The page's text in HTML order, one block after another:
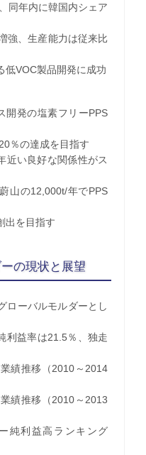
年内に韓国内シェア
、生産能力は従来比
VOC製品開発に成功
発の塩素フリーPPS
の達成を目指す
い良好な関係性がス
の12,000t/年でPPS
を目指す
の現状と展望
ローバルモルダーとし
利益率は21.5％、独走
推移（2010～2014
推移（2010～2013
利益高ランキング